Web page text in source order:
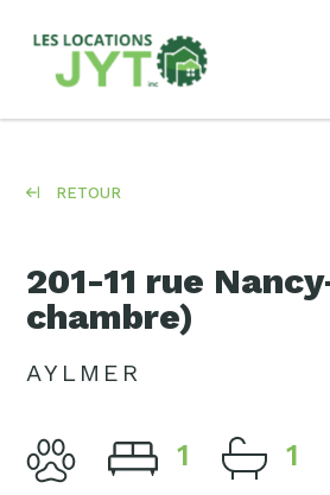
RETOUR
201-11 rue
chambre)
AYLMER
1 1